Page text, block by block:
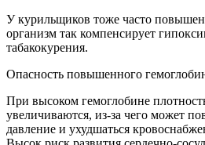
У курильщиков тоже часто
организм так компенсирует
табакокурения.
Опасность повышенного
При высоком гемоглобине
увеличиваются, из-за чего может
давление и ухудшаться